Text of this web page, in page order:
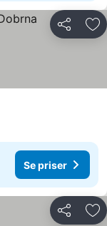
Dela
Se priser
Dela